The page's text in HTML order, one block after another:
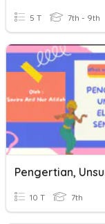
5 T 7th - 9th
10 T 7th